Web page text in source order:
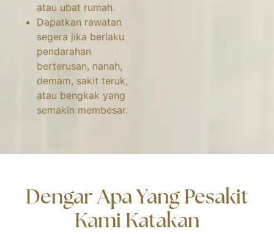
atau ubat rumah.
Dapatkan rawatan
segera jika berlaku
pendarahan
berterusan, nanah,
demam, sakit teruk,
atau bengkak yang
semakin membesar.
Dengar Apa Yang Pesakit
Kami Katakan